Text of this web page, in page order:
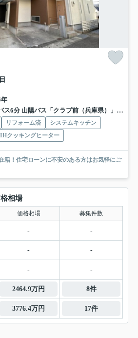
分 山陽バス「クラブ前（兵庫県）」 停歩6分
リフォーム済
システムキッチン
IHクッキングヒーター
籍！住宅ローンに不安のある方はお気軽にご
相場
価格相場 募集件数
- -
- -
- -
2464.9万円 8件
3776.4万円 17件